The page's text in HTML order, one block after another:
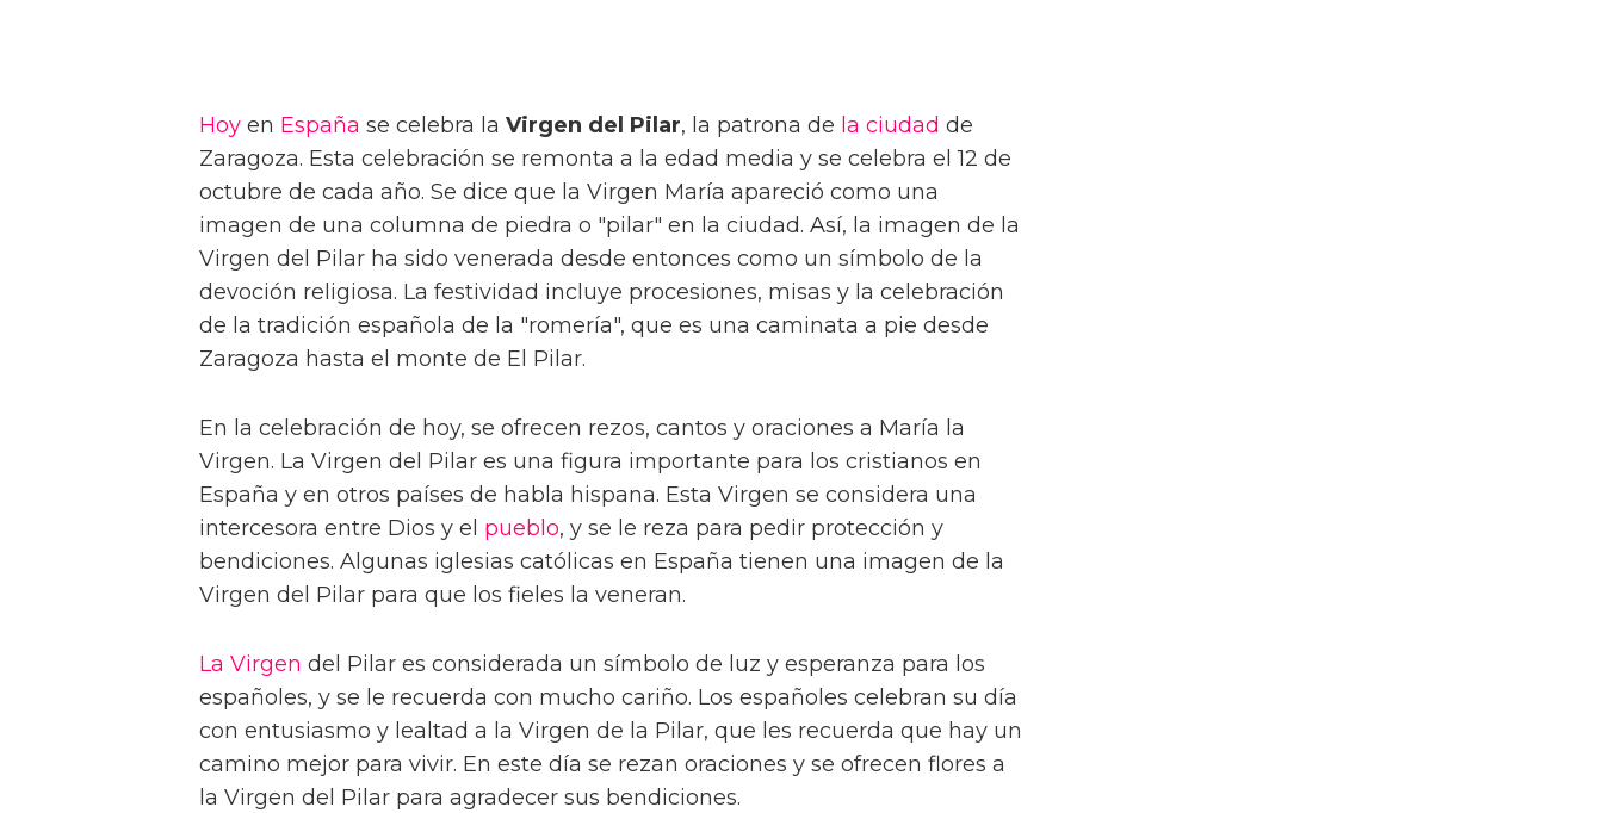
Hoy en España se celebra la Virgen del Pilar, la patrona de la ciudad de
Zaragoza. Esta celebración se remonta a la edad media y se celebra el 12 de
octubre de cada año. Se dice que la Virgen María apareció como una
imagen de una columna de piedra o "pilar" en la ciudad. Así, la imagen de la
Virgen del Pilar ha sido venerada desde entonces como un símbolo de la
devoción religiosa. La festividad incluye procesiones, misas y la celebración
de la tradición española de la "romería", que es una caminata a pie desde
Zaragoza hasta el monte de El Pilar.
En la celebración de hoy, se ofrecen rezos, cantos y oraciones a María la
Virgen. La Virgen del Pilar es una figura importante para los cristianos en
España y en otros países de habla hispana. Esta Virgen se considera una
intercesora entre Dios y el pueblo, y se le reza para pedir protección y
bendiciones. Algunas iglesias católicas en España tienen una imagen de la
Virgen del Pilar para que los fieles la veneran.
La Virgen del Pilar es considerada un símbolo de luz y esperanza para los
españoles, y se le recuerda con mucho cariño. Los españoles celebran su día
con entusiasmo y lealtad a la Virgen de la Pilar, que les recuerda que hay un
camino mejor para vivir. En este día se rezan oraciones y se ofrecen flores a
la Virgen del Pilar para agradecer sus bendiciones.